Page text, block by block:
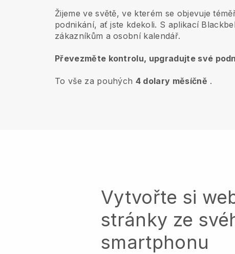
Žijeme ve světě, ve kterém se objevuje
podnikání, ať jste kdekoli. S aplikací
zákazníkům a osobní kalendář.
Převezměte kontrolu, upgradujte své
To vše za pouhých 4 dolary měsíčně .
Vytvořte si
stránky ze
smartphonu